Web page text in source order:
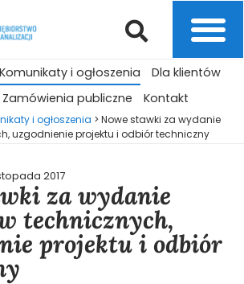
Komunikaty i ogłoszenia
Dla klientów
Zamówienia publiczne Kontakt
i ogłoszenia > Nowe stawki za wydanie
uzgodnienie projektu i odbiór techniczny
2017
za wydanie
technicznych,
projektu i odbiór